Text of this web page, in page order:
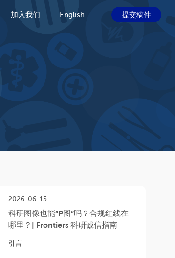
加入我们 English 提交稿件
2026-06-15
科研图像也能“P图”吗？合规红线在
哪里？| Frontiers 科研诚信指南
引言